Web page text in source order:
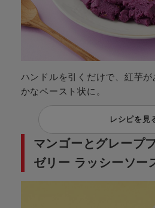
ハンドルを引くだけで、紅芋
かなペースト状に。
レシピを見
マンゴーとグレープ
ゼリー ラッシーソー